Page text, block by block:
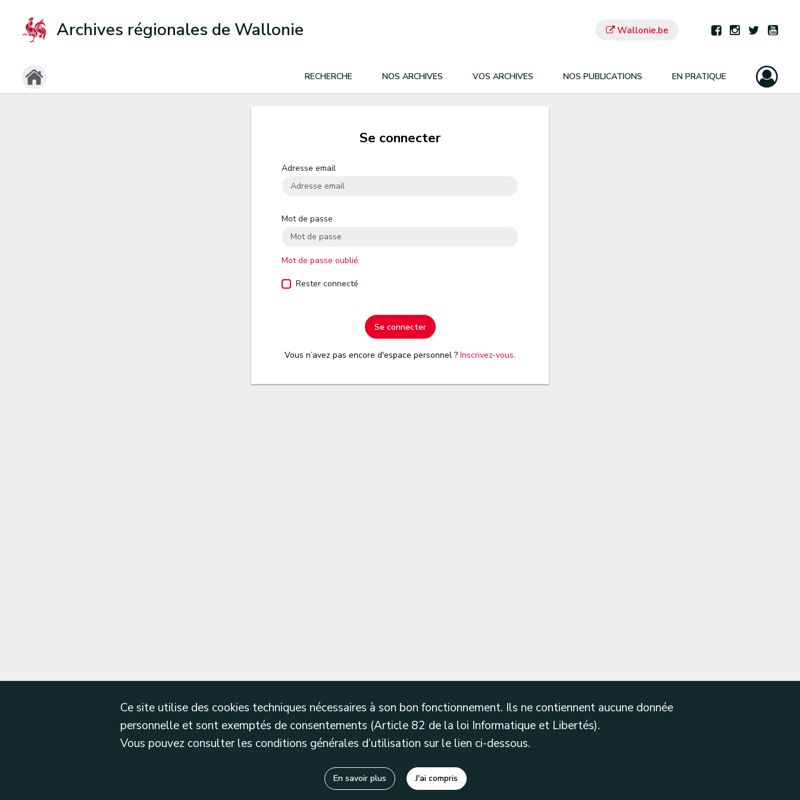
Archives régionales de Wallonie Wallonie.be
RECHERCHE NOS ARCHIVES VOS ARCHIVES NOS PUBLICATIONS EN PRATIQUE
Se connecter
Adresse email
Mot de passe
Mot de passe oublié
Rester connecté
Se connecter
Vous n’avez pas encore d'espace personnel ? Inscrivez-vous.
Ce site utilise des cookies techniques nécessaires à son bon fonctionnement. Ils ne contiennent aucune donnée
personnelle et sont exemptés de consentements (Article 82 de la loi Informatique et Libertés).
Vous pouvez consulter les conditions générales d’utilisation sur le lien ci-dessous.
En savoir plus J'ai compris